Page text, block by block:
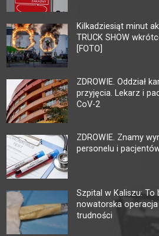
Kilkadziesiąt minut
TRUCK SHOW
[FOTO]
ZDROWIE. Oddział
przyjęcia. Lekarz i
CoV-2
ZDROWIE. Znamy
personelu i
Szpital w Kaliszu: To
nowatorska
trudności